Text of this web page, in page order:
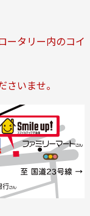
ータリー内のコイ
いませ。